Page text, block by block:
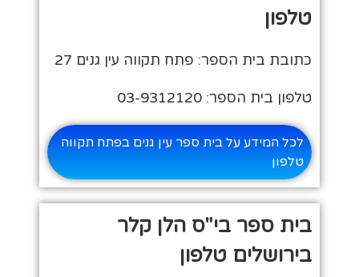
טלפון
כתובת בית הספר: פתח תקווה עין גנים 27
טלפון בית הספר: 03-9312120
לכל המידע על בית ספר עין גנים בפתח תקווה
טלפון
בית ספר בי"ס הלן קלר
בירושלים טלפון